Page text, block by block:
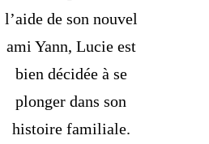
l’aide de son nouvel
ami Yann, Lucie est
bien décidée à se
plonger dans son
histoire familiale.